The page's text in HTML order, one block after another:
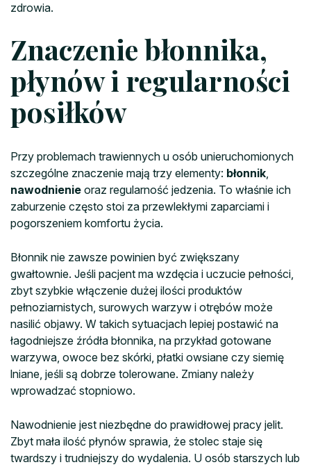
zdrowia.
Znaczenie błonnika,
płynów i regularności
posiłków
Przy problemach trawiennych u osób unieruchomionych
szczególne znaczenie mają trzy elementy: błonnik,
nawodnienie oraz regularność jedzenia. To właśnie ich
zaburzenie często stoi za przewlekłymi zaparciami i
pogorszeniem komfortu życia.
Błonnik nie zawsze powinien być zwiększany
gwałtownie. Jeśli pacjent ma wzdęcia i uczucie pełności,
zbyt szybkie włączenie dużej ilości produktów
pełnoziarnistych, surowych warzyw i otrębów może
nasilić objawy. W takich sytuacjach lepiej postawić na
łagodniejsze źródła błonnika, na przykład gotowane
warzywa, owoce bez skórki, płatki owsiane czy siemię
lniane, jeśli są dobrze tolerowane. Zmiany należy
wprowadzać stopniowo.
Nawodnienie jest niezbędne do prawidłowej pracy jelit.
Zbyt mała ilość płynów sprawia, że stolec staje się
twardszy i trudniejszy do wydalenia. U osób starszych lub